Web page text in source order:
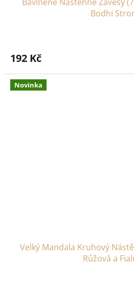
Bavlněné Nástěnné Závěsy
Bodhi
192 Kč
Novinka
Velký Mandala Kruhový
Růžová a